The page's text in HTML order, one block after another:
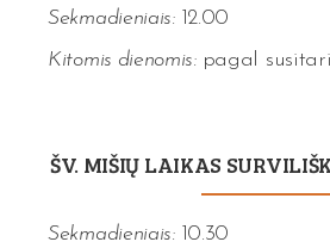
Sekmadieniais: 12.00
Kitomis dienomis: pagal
ŠV. MIŠIŲ LAIKAS
Sekmadieniais: 10.30